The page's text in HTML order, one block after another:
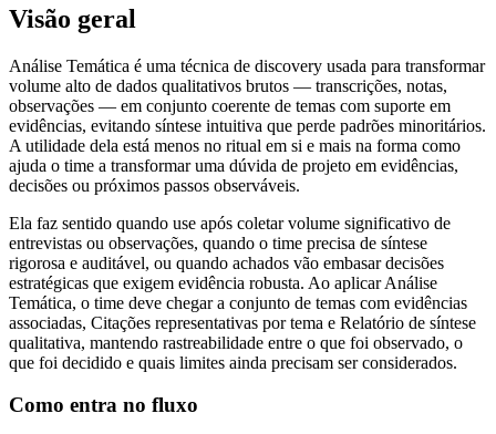
Visão geral
Análise Temática é uma técnica de discovery usada para transformar
volume alto de dados qualitativos brutos — transcrições, notas,
observações — em conjunto coerente de temas com suporte em
evidências, evitando síntese intuitiva que perde padrões minoritários.
A utilidade dela está menos no ritual em si e mais na forma como
ajuda o time a transformar uma dúvida de projeto em evidências,
decisões ou próximos passos observáveis.
Ela faz sentido quando use após coletar volume significativo de
entrevistas ou observações, quando o time precisa de síntese
rigorosa e auditável, ou quando achados vão embasar decisões
estratégicas que exigem evidência robusta. Ao aplicar Análise
Temática, o time deve chegar a conjunto de temas com evidências
associadas, Citações representativas por tema e Relatório de síntese
qualitativa, mantendo rastreabilidade entre o que foi observado, o
que foi decidido e quais limites ainda precisam ser considerados.
Como entra no fluxo